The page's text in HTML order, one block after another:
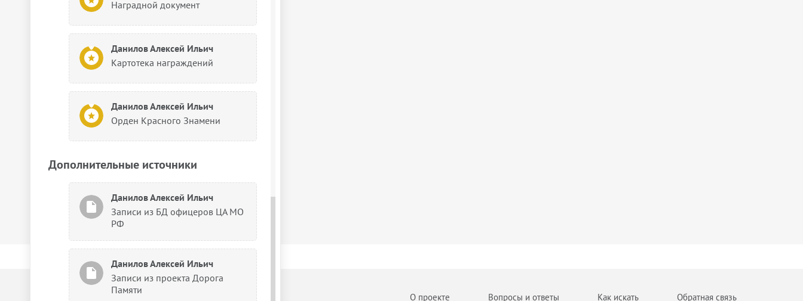
Наградной документ
Данилов Алексей Ильич
Картотека награждений
Данилов Алексей Ильич
Орден Красного Знамени
Дополнительные источники
Данилов Алексей Ильич
Записи из БД офицеров ЦА МО
РФ
Данилов Алексей Ильич
Записи из проекта Дорога
Памяти
О проекте Вопросы и ответы Как искать Обратная связь